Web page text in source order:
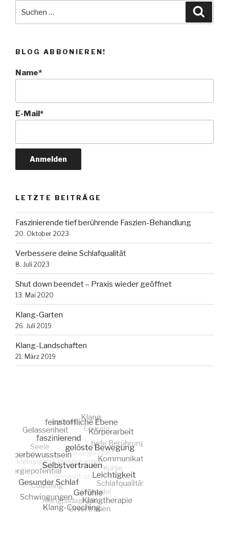
BLOG ABBONIEREN!
Name*
E-Mail*
LETZTE BEITRÄGE
Faszinierende tief berührende Faszien-Behandlung
20. Oktober 2023
Verbessere deine Schlafqualität
8. Juli 2023
Shut down beendet – Praxis wieder geöffnet
13. Mai 2020
Klang-Garten
26. Juli 2019
Klang-Landschaften
21. März 2019